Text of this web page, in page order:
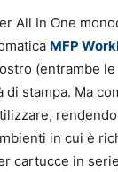
All In One
MFP
(entrambe
stampa. Ma
in cui è
cartucce in